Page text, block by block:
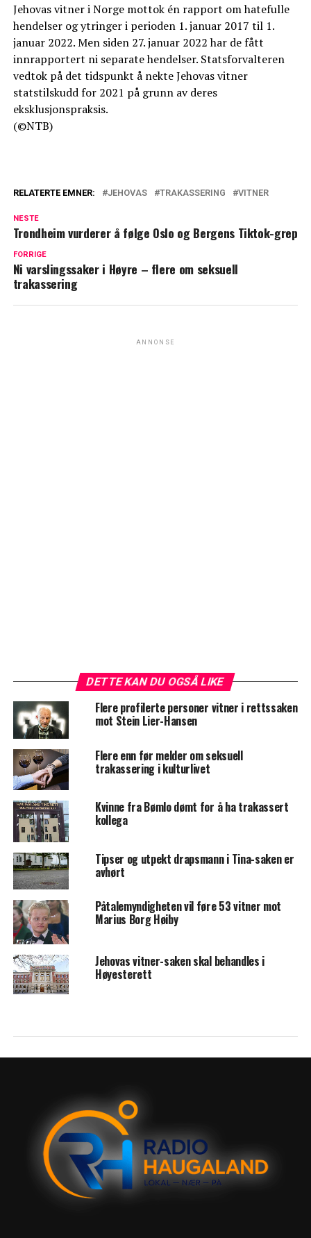
Jehovas vitner i Norge mottok én rapport om hatefulle
hendelser og ytringer i perioden 1. januar 2017 til 1.
januar 2022. Men siden 27. januar 2022 har de fått
innrapportert ni separate hendelser. Statsforvalteren
vedtok på det tidspunkt å nekte Jehovas vitner
statstilskudd for 2021 på grunn av deres
eksklusjonspraksis.
(©NTB)
RELATERTE EMNER: JEHOVAS TRAKASSERING VITNER
NESTE
Trondheim vurderer å følge Oslo og Bergens Tiktok-grep
FORRIGE
Ni varslingssaker i Høyre – flere om seksuell
trakassering
ANNONSE
DETTE KAN DU OGSÅ LIKE
Flere profilerte personer vitner i rettssaken
mot Stein Lier-Hansen
Flere enn før melder om seksuell
trakassering i kulturlivet
Kvinne fra Bømlo dømt for å ha trakassert
kollega
Tipser og utpekt drapsmann i Tina-saken er
avhørt
Påtalemyndigheten vil føre 53 vitner mot
Marius Borg Høiby
Jehovas vitner-saken skal behandles i
Høyesterett